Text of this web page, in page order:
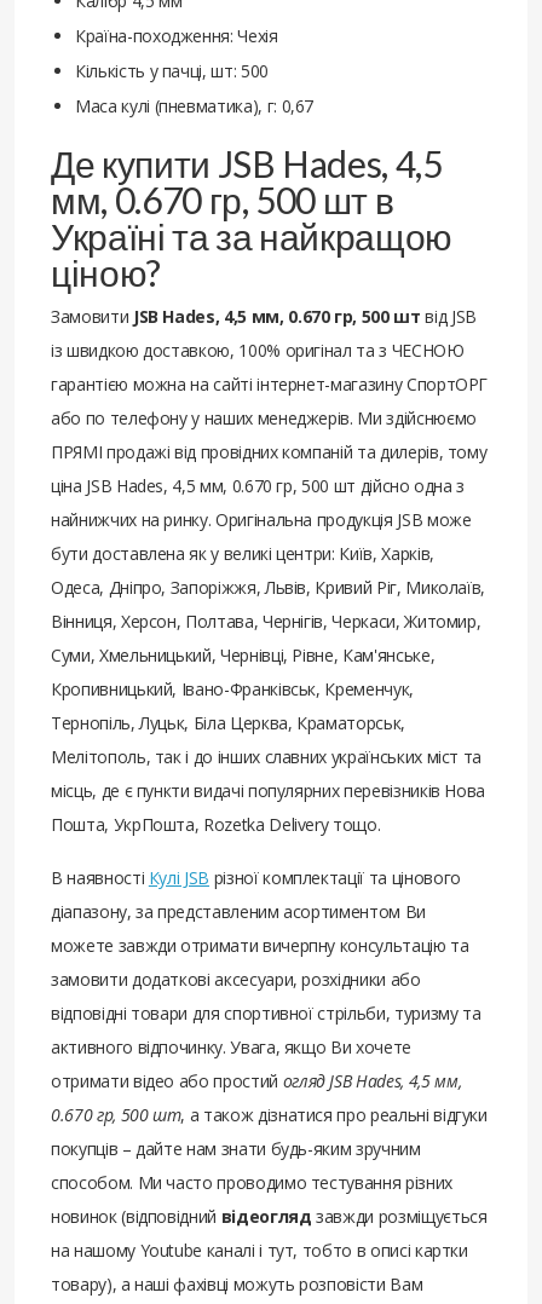
Країна-походження: Чехія
Кількість у пачці, шт: 500
Маса кулі (пневматика), г: 0,67
Де купити JSB Hades, 4,5
мм, 0.670 гр, 500 шт в
Україні та за найкращою
ціною?
Замовити JSB Hades, 4,5 мм, 0.670 гр, 500 шт від JSB
із швидкою доставкою, 100% оригінал та з ЧЕСНОЮ
гарантією можна на сайті інтернет-магазину СпортОРГ
або по телефону у наших менеджерів. Ми здійснюємо
ПРЯМІ продажі від провідних компаній та дилерів, тому
ціна JSB Hades, 4,5 мм, 0.670 гр, 500 шт дійсно одна з
найнижчих на ринку. Оригінальна продукція JSB може
бути доставлена ​​як у великі центри: Київ, Харків,
Одеса, Дніпро, Запоріжжя, Львів, Кривий Ріг, Миколаїв,
Вінниця, Херсон, Полтава, Чернігів, Черкаси, Житомир,
Суми, Хмельницький, Чернівці, Рівне, Кам'янське,
Кропивницький, Івано-Франківськ, Кременчук,
Тернопіль, Луцьк, Біла Церква, Краматорськ,
Мелітополь, так і до інших славних українських міст та
місць, де є пункти видачі популярних перевізників Нова
Пошта, УкрПошта, Rozetka Delivery тощо.
В наявності Кулі JSB різної комплектації та цінового
діапазону, за представленим асортиментом Ви
можете завжди отримати вичерпну консультацію та
замовити додаткові аксесуари, розхідники або
відповідні товари для спортивної стрільби, туризму та
активного відпочинку. Увага, якщо Ви хочете
отримати відео або простий огляд JSB Hades, 4,5 мм,
0.670 гр, 500 шт, а також дізнатися про реальні відгуки
покупців – дайте нам знати будь-яким зручним
способом. Ми часто проводимо тестування різних
новинок (відповідний відеогляд завжди розміщується
на нашому Youtube каналі і тут, тобто в описі картки
товару), а наші фахівці можуть розповісти Вам